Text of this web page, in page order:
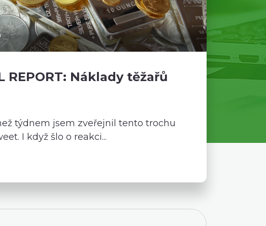
REPORT: Náklady těžařů
týdnem jsem zveřejnil tento trochu
I když šlo o reakci...